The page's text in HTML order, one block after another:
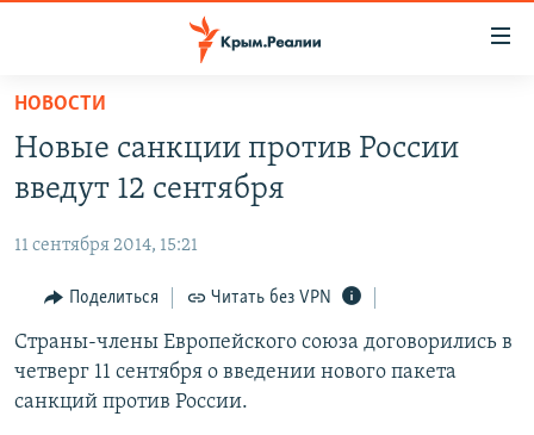
Вернуться
основному
содержанию
Вернутся
навигации
Вернутся
поиску
КАРТА ВОЕННЫХ ОБЪЕКТОВ КРЫМА
11 ЛЕТ ОККУПАЦИИ КРЫМА. 11 ИСТОРИЙ СОПРОТИВЛЕНИЯ
ИСТОРИЯ
ЕЩЕ
ИНТЕРАКТИВ
ИНФОГРАФИКА
РАДІО СВОБОДА
КАК ОБОЙТИ БЛОКИРОВКУ
НОВОСТИ
Новые санкции против России
введут 12 сентября
11 сентября 2014, 15:21
Поделиться Читать без VPN
Страны-члены Европейского союза договорились в
четверг 11 сентября о введении нового пакета
санкций против России.